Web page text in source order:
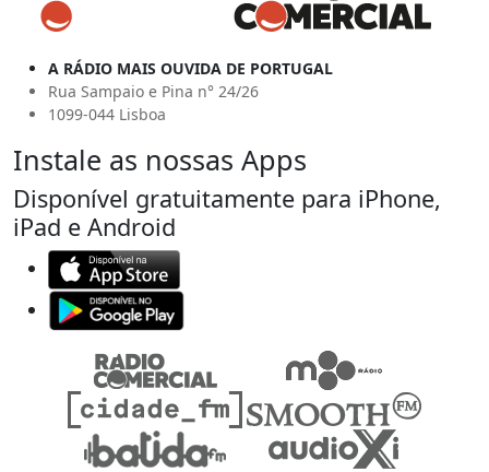
A RÁDIO MAIS OUVIDA DE PORTUGAL
Rua Sampaio e Pina n° 24/26
1099-044 Lisboa
Instale as nossas Apps
Disponível gratuitamente para iPhone,
iPad e Android